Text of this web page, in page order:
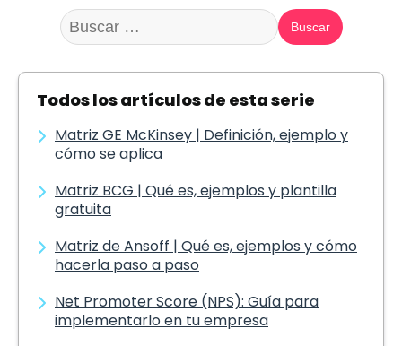
Buscar:
Todos los artículos de esta serie
Matriz GE McKinsey | Definición, ejemplo y
cómo se aplica
Matriz BCG | Qué es, ejemplos y plantilla
gratuita
Matriz de Ansoff | Qué es, ejemplos y cómo
hacerla paso a paso
Net Promoter Score (NPS): Guía para
implementarlo en tu empresa